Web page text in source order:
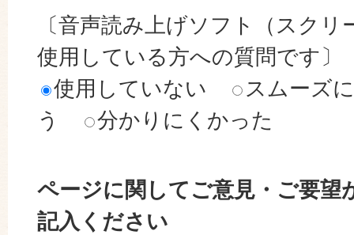
〔音声読み上げソフト（スク
使用している方への質問です〕
使用していない
スムーズ
う
分かりにくかった
ページに関してご意見・ご要望
記入ください